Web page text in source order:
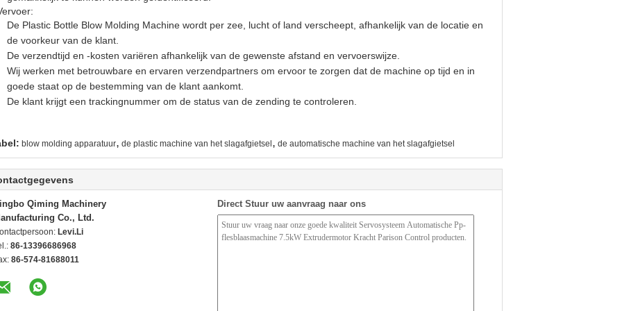
De Plastic Bottle Blow Molding Machine wordt per zee, lucht of land verscheept, afhankelijk van de locatie en
de voorkeur van de klant.
De verzendtijd en -kosten variëren afhankelijk van de gewenste afstand en vervoerswijze.
Wij werken met betrouwbare en ervaren verzendpartners om ervoor te zorgen dat de machine op tijd en in
goede staat op de bestemming van de klant aankomt.
De klant krijgt een trackingnummer om de status van de zending te controleren.
blow molding apparatuur, de plastic machine van het slagafgietsel , de automatische machine van het slagafgietsel
Qiming Machinery
Co., Ltd.
Levi.Li
86-13396686968
86-574-81688011
Direct Stuur uw aanvraag naar ons